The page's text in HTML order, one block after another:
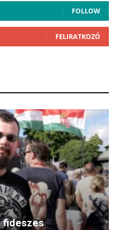
FOLLOW
FELIRATKOZÓ
fideszes